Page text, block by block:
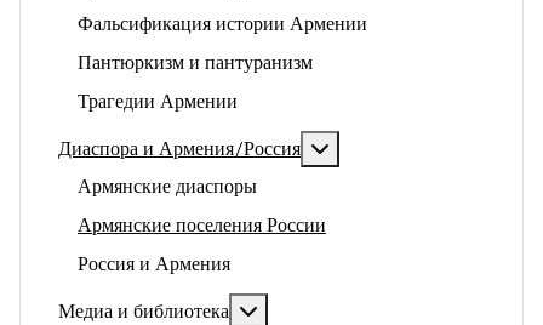
Фальсификация истории Армении
Пантюркизм и пантуранизм
Трагедии Армении
Диаспора и Армения/Россия
Армянские диаспоры
Армянские поселения России
Россия и Армения
Медиа и библиотека